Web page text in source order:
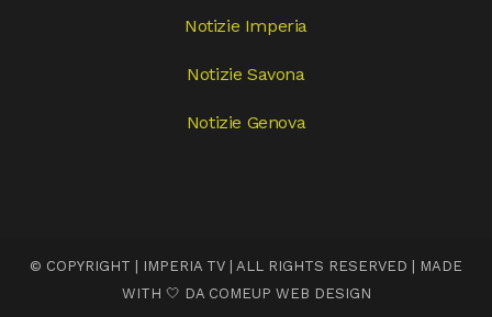
Notizie Imperia
Notizie Savona
Notizie Genova
© COPYRIGHT | IMPERIA TV | ALL RIGHTS RESERVED | MADE
WITH 🤍 DA COMEUP WEB DESIGN